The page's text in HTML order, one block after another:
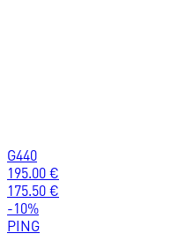
G440
195.00 €
175.50 €
-10%
PING